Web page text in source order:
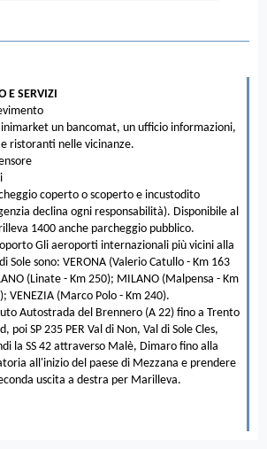
E SERVIZI
un bancomat, un ufficio informazioni,
ristoranti nelle vicinanze.
coperto o scoperto e incustodito
declina ogni responsabilità). Disponibile al
1400 anche parcheggio pubblico.
Gli aeroporti internazionali più vicini alla
Sole sono: VERONA (Valerio Catullo - Km 163
(Linate - Km 250); MILANO (Malpensa - Km
VENEZIA (Marco Polo - Km 240).
Autostrada del Brennero (A 22) fino a Trento
poi SP 235 PER Val di Non, Val di Sole Cles,
la SS 42 attraverso Malè, Dimaro fino alla
all'inizio del paese di Mezzana e prendere
uscita a destra per Marilleva.